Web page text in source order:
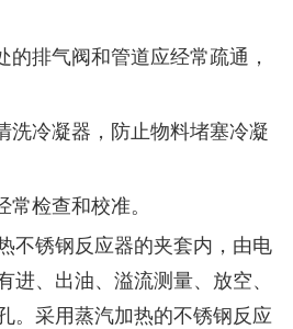
排气阀和管道应经常疏通，
冷凝器，防止物料堵塞冷凝
检查和校准。
锈钢反应器的夹套内，由电
、出油、溢流测量、放空、
。采用蒸汽加热的不锈钢反应